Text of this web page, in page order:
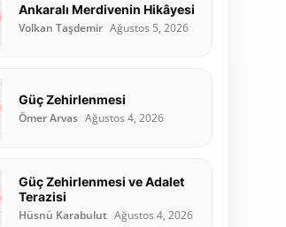
Ankaralı Merdivenin Hikâyesi
Volkan Taşdemir Ağustos 5, 2026
Güç Zehirlenmesi
Ömer Arvas Ağustos 4, 2026
Güç Zehirlenmesi ve Adalet
Terazisi
Hüsnü Karabulut Ağustos 4, 2026